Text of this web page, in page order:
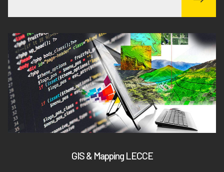
GIS & Mapping LECCE